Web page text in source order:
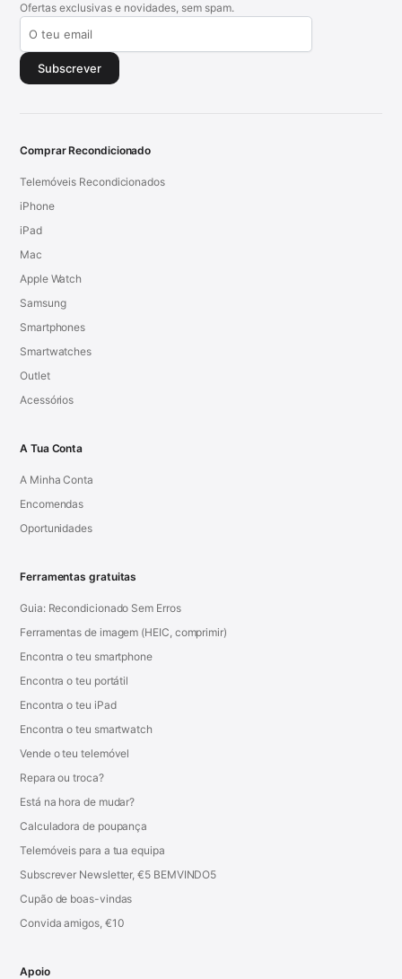
Ofertas exclusivas e novidades, sem spam.
Subscrever
Comprar Recondicionado
Telemóveis Recondicionados
iPhone
iPad
Mac
Apple Watch
Samsung
Smartphones
Smartwatches
Outlet
Acessórios
A Tua Conta
A Minha Conta
Encomendas
Oportunidades
Ferramentas gratuitas
Guia: Recondicionado Sem Erros
Ferramentas de imagem (HEIC, comprimir)
Encontra o teu smartphone
Encontra o teu portátil
Encontra o teu iPad
Encontra o teu smartwatch
Vende o teu telemóvel
Repara ou troca?
Está na hora de mudar?
Calculadora de poupança
Telemóveis para a tua equipa
Subscrever Newsletter, €5 BEMVINDO5
Cupão de boas-vindas
Convida amigos, €10
Apoio